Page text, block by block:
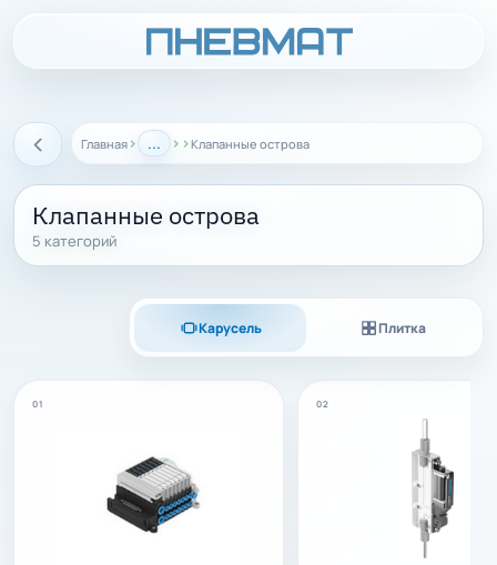
Назад Главная › ... › ›Клапанные острова
Клапанные острова
5 категорий
Карусель Плитка
01 02